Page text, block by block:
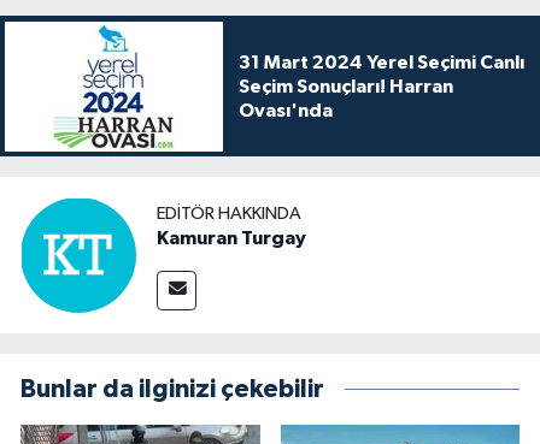
31 Mart 2024 Yerel Seçimi Canlı
Seçim Sonuçları! Harran
Ovası'nda
EDITÖR HAKKINDA
Kamuran Turgay
Bunlar da ilginizi çekebilir